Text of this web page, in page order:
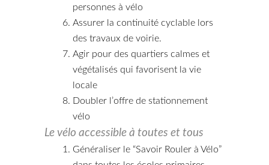
personnes à vélo
Assurer la continuité cyclable lors
des travaux de voirie.
Agir pour des quartiers calmes et
végétalisés qui favorisent la vie
locale
Doubler l’offre de stationnement
vélo
Le vélo accessible à toutes et tous
Généraliser le “Savoir Rouler à Vélo”